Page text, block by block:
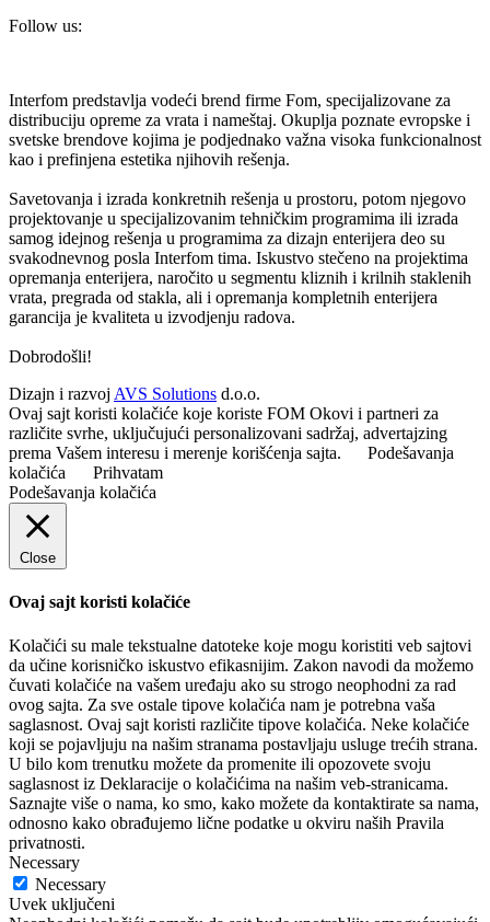
Follow us:
Interfom predstavlja vodeći brend firme Fom, specijalizovane za
distribuciju opreme za vrata i nameštaj. Okuplja poznate evropske i
svetske brendove kojima je podjednako važna visoka funkcionalnost
kao i prefinjena estetika njihovih rešenja.
Savetovanja i izrada konkretnih rešenja u prostoru, potom njegovo
projektovanje u specijalizovanim tehničkim programima ili izrada
samog idejnog rešenja u programima za dizajn enterijera deo su
svakodnevnog posla Interfom tima. Iskustvo stečeno na projektima
opremanja enterijera, naročito u segmentu kliznih i krilnih staklenih
vrata, pregrada od stakla, ali i opremanja kompletnih enterijera
garancija je kvaliteta u izvodjenju radova.
Dobrodošli!
Dizajn i razvoj AVS Solutions d.o.o.
Ovaj sajt koristi kolačiće koje koriste FOM Okovi i partneri za
različite svrhe, uključujući personalizovani sadržaj, advertajzing
prema Vašem interesu i merenje korišćenja sajta.
Podešavanja
kolačića
Prihvatam
Podešavanja kolačića
Close
Ovaj sajt koristi kolačiće
Kolačići su male tekstualne datoteke koje mogu koristiti veb sajtovi
da učine korisničko iskustvo efikasnijim. Zakon navodi da možemo
čuvati kolačiće na vašem uređaju ako su strogo neophodni za rad
ovog sajta. Za sve ostale tipove kolačića nam je potrebna vaša
saglasnost. Ovaj sajt koristi različite tipove kolačića. Neke kolačiće
koji se pojavljuju na našim stranama postavljaju usluge trećih strana.
U bilo kom trenutku možete da promenite ili opozovete svoju
saglasnost iz Deklaracije o kolačićima na našim veb-stranicama.
Saznajte više o nama, ko smo, kako možete da kontaktirate sa nama,
odnosno kako obrađujemo lične podatke u okviru naših Pravila
privatnosti.
Necessary
Necessary
Uvek uključeni